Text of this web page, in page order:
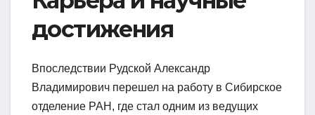
достижения
Впоследствии Рудской Александр
Владимирович перешел на работу в Сибирское
отделение РАН, где стал одним из ведущих